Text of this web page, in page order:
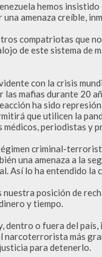
hemos
amenaza creíble,
compatriotas que
de este sistema de
con la crisis
las mafias durante 20
ha sido
que utilicen la
médicos, periodistas y
criminal-
una amenaza a la
Así lo ha entendido la
posición de
y tiempo.
dentro o fuera del
narcoterrorista más
para detenerlo.